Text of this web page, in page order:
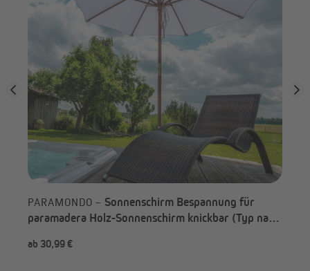
PARAMONDO – Sonnenschirm Bespannung für
paramadera Holz-Sonnenschirm knickbar (Typ nach
ab 30,99 €